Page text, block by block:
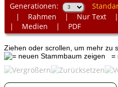
Generationen:
| Rahmen | Nur Text
| Medien | PDF
Ziehen oder scrollen, um mehr zu
=